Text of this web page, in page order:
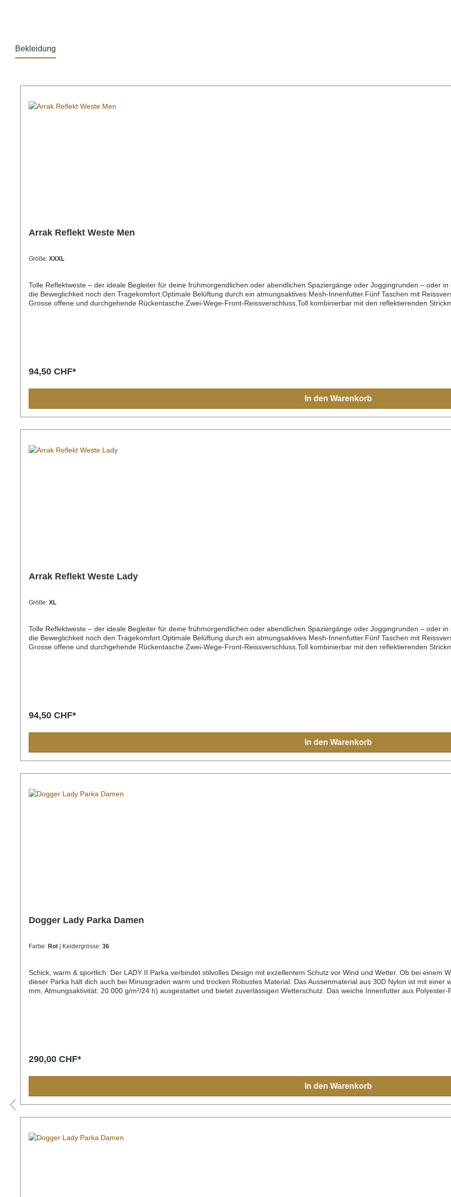
Bekleidung
Arrak Reflekt Weste Men
Größe: XXXL
Tolle Reflektweste – der ideale Begleiter für deine frühmorgendlichen oder abendlichen Spaziergänge oder Joggingrunden – oder
die Beweglichkeit noch den Tragekomfort.Optimale Belüftung durch ein atmungsaktives Mesh-Innenfutter.Fünf Taschen mit
Grosse offene und durchgehende Rückentasche.Zwei-Wege-Front-Reissverschluss.Toll kombinierbar mit den reflektierenden
94,50 CHF*
In den Warenkorb
Arrak Reflekt Weste Lady
Größe: XL
Tolle Reflektweste – der ideale Begleiter für deine frühmorgendlichen oder abendlichen Spaziergänge oder Joggingrunden – oder
die Beweglichkeit noch den Tragekomfort.Optimale Belüftung durch ein atmungsaktives Mesh-Innenfutter.Fünf Taschen mit
Grosse offene und durchgehende Rückentasche.Zwei-Wege-Front-Reissverschluss.Toll kombinierbar mit den reflektierenden
94,50 CHF*
In den Warenkorb
Dogger Lady Parka Damen
Farbe: Rot | Keidergrösse: 36
Schick, warm & sportlich: Der LADY II Parka verbindet stilvolles Design mit exzellentem Schutz vor Wind und Wetter. Ob bei einem
dieser Parka hält dich auch bei Minusgraden warm und trocken.Robustes Material: Das Aussenmaterial aus 30D Nylon ist mit einer
mm, Atmungsaktivität: 20.000 g/m²/24 h) ausgestattet und bietet zuverlässigen Wetterschutz. Das weiche Innenfutter aus
290,00 CHF*
In den Warenkorb